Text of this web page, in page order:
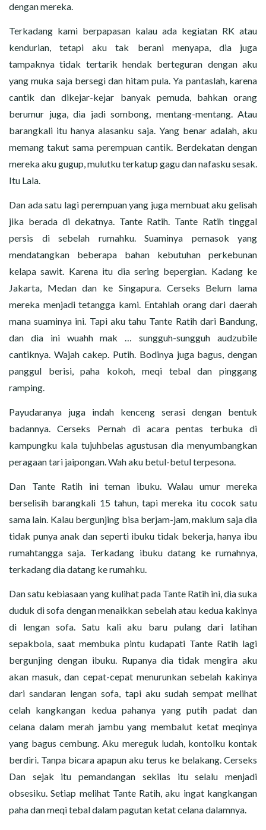
dengan mereka.
Terkadang kami berpapasan kalau ada kegiatan RK atau
kendurian, tetapi aku tak berani menyapa, dia juga
tampaknya tidak tertarik hendak berteguran dengan aku
yang muka saja bersegi dan hitam pula. Ya pantaslah, karena
cantik dan dikejar-kejar banyak pemuda, bahkan orang
berumur juga, dia jadi sombong, mentang-mentang. Atau
barangkali itu hanya alasanku saja. Yang benar adalah, aku
memang takut sama perempuan cantik. Berdekatan dengan
mereka aku gugup, mulutku terkatup gagu dan nafasku sesak.
Itu Lala.
Dan ada satu lagi perempuan yang juga membuat aku gelisah
jika berada di dekatnya. Tante Ratih. Tante Ratih tinggal
persis di sebelah rumahku. Suaminya pemasok yang
mendatangkan beberapa bahan kebutuhan perkebunan
kelapa sawit. Karena itu dia sering bepergian. Kadang ke
Jakarta, Medan dan ke Singapura. Cerseks Belum lama
mereka menjadi tetangga kami. Entahlah orang dari daerah
mana suaminya ini. Tapi aku tahu Tante Ratih dari Bandung,
dan dia ini wuahh mak … sungguh-sungguh audzubile
cantiknya. Wajah cakep. Putih. Bodinya juga bagus, dengan
panggul berisi, paha kokoh, meqi tebal dan pinggang
ramping.
Payudaranya juga indah kenceng serasi dengan bentuk
badannya. Cerseks Pernah di acara pentas terbuka di
kampungku kala tujuhbelas agustusan dia menyumbangkan
peragaan tari jaipongan. Wah aku betul-betul terpesona.
Dan Tante Ratih ini teman ibuku. Walau umur mereka
berselisih barangkali 15 tahun, tapi mereka itu cocok satu
sama lain. Kalau bergunjing bisa berjam-jam, maklum saja dia
tidak punya anak dan seperti ibuku tidak bekerja, hanya ibu
rumahtangga saja. Terkadang ibuku datang ke rumahnya,
terkadang dia datang ke rumahku.
Dan satu kebiasaan yang kulihat pada Tante Ratih ini, dia suka
duduk di sofa dengan menaikkan sebelah atau kedua kakinya
di lengan sofa. Satu kali aku baru pulang dari latihan
sepakbola, saat membuka pintu kudapati Tante Ratih lagi
bergunjing dengan ibuku. Rupanya dia tidak mengira aku
akan masuk, dan cepat-cepat menurunkan sebelah kakinya
dari sandaran lengan sofa, tapi aku sudah sempat melihat
celah kangkangan kedua pahanya yang putih padat dan
celana dalam merah jambu yang membalut ketat meqinya
yang bagus cembung. Aku mereguk ludah, kontolku kontak
berdiri. Tanpa bicara apapun aku terus ke belakang. Cerseks
Dan sejak itu pemandangan sekilas itu selalu menjadi
obsesiku. Setiap melihat Tante Ratih, aku ingat kangkangan
paha dan meqi tebal dalam pagutan ketat celana dalamnya.